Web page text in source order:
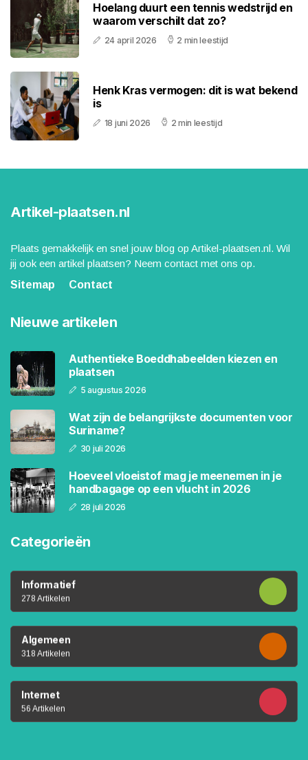
Hoelang duurt een tennis wedstrijd en
waarom verschilt dat zo?
24 april 2026 2 min leestijd
Henk Kras vermogen: dit is wat bekend
is
18 juni 2026 2 min leestijd
Artikel-plaatsen.nl
Plaats gemakkelijk en snel jouw blog op Artikel-plaatsen.nl. Wil
jij ook een artikel plaatsen? Neem contact met ons op.
Sitemap
Contact
Nieuwe artikelen
Authentieke Boeddhabeelden kiezen en
plaatsen
5 augustus 2026
Wat zijn de belangrijkste documenten voor
Suriname?
30 juli 2026
Hoeveel vloeistof mag je meenemen in je
handbagage op een vlucht in 2026
28 juli 2026
Categorieën
Informatief
278 Artikelen
Algemeen
318 Artikelen
Internet
56 Artikelen